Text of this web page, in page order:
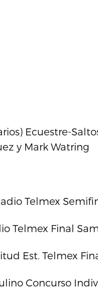
Ecuestre-
y Mark Watring
Telmex
Telmex Final
Est. Telmex
Concurso